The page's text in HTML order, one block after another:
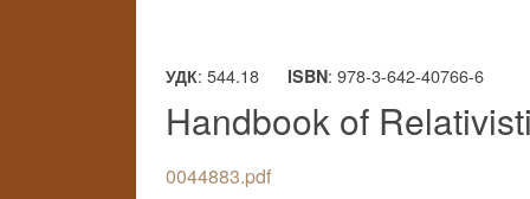
УДК: 544.18 ISBN: 978-3-642-40766-6
Handbook of
0044883.pdf